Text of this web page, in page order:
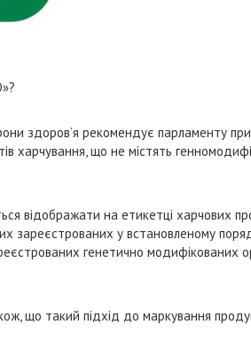
здоров’я рекомендує парламенту
харчування, що не містять
відображати на етикетці харчових
зареєстрованих у встановленому
генетично
що такий підхід до маркування